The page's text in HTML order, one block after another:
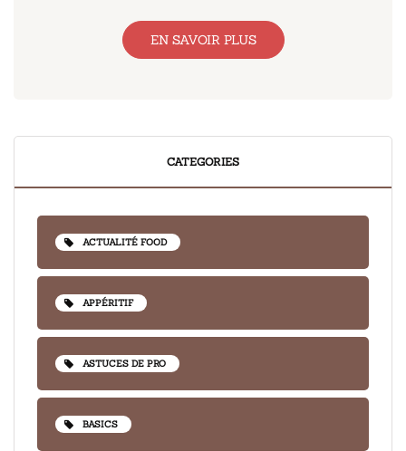
EN SAVOIR PLUS
CATEGORIES
ACTUALITÉ FOOD
APPÉRITIF
ASTUCES DE PRO
BASICS